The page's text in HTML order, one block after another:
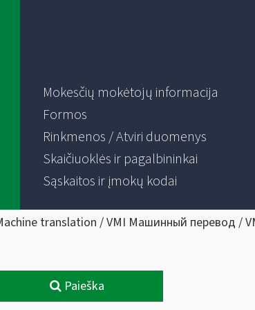
Mokesčių mokėtojų informacija
Formos
Rinkmenos / Atviri duomenys
Skaičiuoklės ir pagalbininkai
Sąskaitos ir įmokų kodai
translation / VMI Машинный перевод /
Paieška